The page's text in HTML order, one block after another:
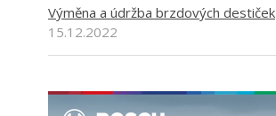
Výměna a údržba brzdových destiček
15.12.2022